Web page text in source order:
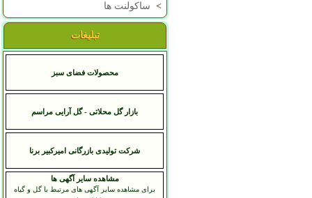
> ساکولنت ها
تبلیغات
محصولات فضای سبز
بازار گل محلاتی - گل آرایی مراسم
شرکت تولیدی بازرگانی امیرکبیر برنا
مشاهده سایر آگهی ها
برای مشاهده سایر آگهی های مرتبط با گل و گیاه